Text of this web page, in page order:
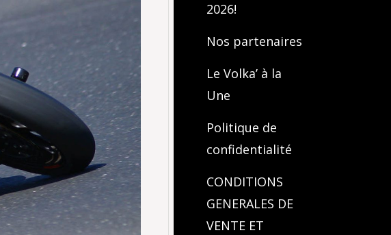
2026!
Nos partenaires
Le Volka’ à la
Une
Politique de
confidentialité
CONDITIONS
GENERALES DE
VENTE ET